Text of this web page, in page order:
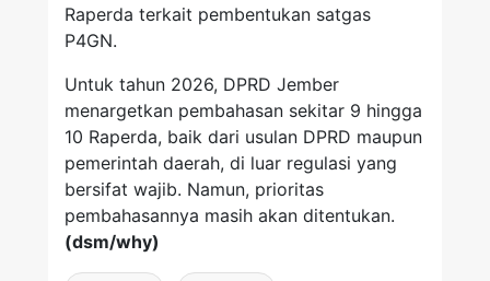
Raperda terkait pembentukan satgas
P4GN.
Untuk tahun 2026, DPRD Jember
menargetkan pembahasan sekitar 9 hingga
10 Raperda, baik dari usulan DPRD maupun
pemerintah daerah, di luar regulasi yang
bersifat wajib. Namun, prioritas
pembahasannya masih akan ditentukan.
(dsm/why)